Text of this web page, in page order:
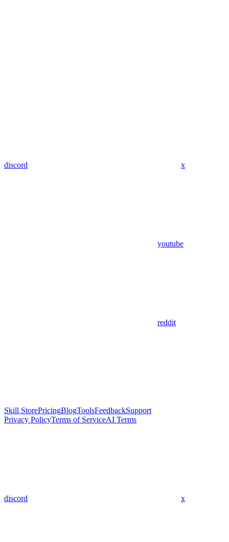
discord x
youtube
reddit
Skill StorePricingBlogToolsFeedbackSupport
Privacy PolicyTerms of ServiceAI Terms
discord x